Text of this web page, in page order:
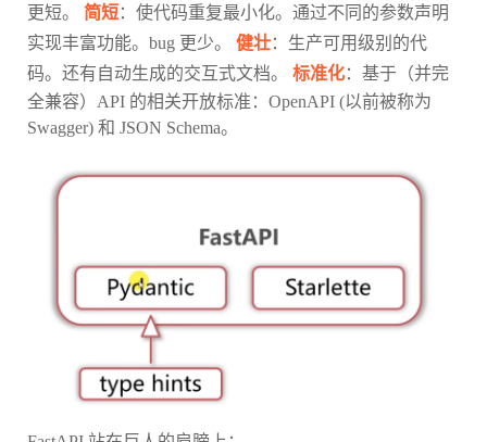
更短。 简短：使代码重复最小化。通过不同的参数声明
实现丰富功能。bug 更少。 健壮：生产可用级别的代
码。还有自动生成的交互式文档。 标准化：基于（并完
全兼容）API 的相关开放标准：OpenAPI (以前被称为
Swagger) 和 JSON Schema。